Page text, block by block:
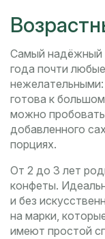
Самый надёжный
года почти
готова к
можно
добавленного
порциях.
От 2 до 3 лет
конфеты.
и без
на марки,
имеют простой